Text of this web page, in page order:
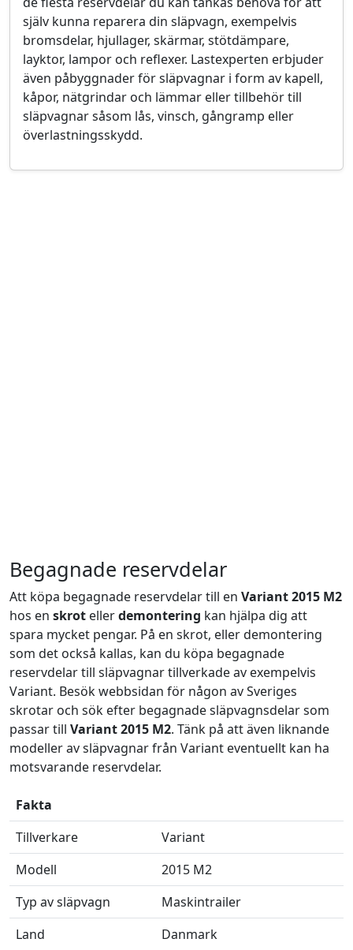
själv kunna reparera din släpvagn, exempelvis
bromsdelar, hjullager, skärmar, stötdämpare,
layktor, lampor och reflexer. Lastexperten erbjuder
även påbyggnader för släpvagnar i form av kapell,
kåpor, nätgrindar och lämmar eller tillbehör till
släpvagnar såsom lås, vinsch, gångramp eller
överlastningsskydd.
Begagnade reservdelar
Att köpa begagnade reservdelar till en Variant 2015 M2
hos en skrot ellerdemontering kan hjälpa dig att
spara mycket pengar. På en skrot, eller demontering
som det också kallas, kan du köpa begagnade
reservdelar till släpvagnar tillverkade av exempelvis
Variant. Besök webbsidan för någon av Sveriges
skrotar och sök efter begagnade släpvagnsdelar som
passar till Variant 2015 M2. Tänk på att även liknande
modeller av släpvagnar från Variant eventuellt kan ha
motsvarande reservdelar.
Fakta
Tillverkare
Variant
Modell
2015 M2
Typ av släpvagn
Maskintrailer
Land
Danmark